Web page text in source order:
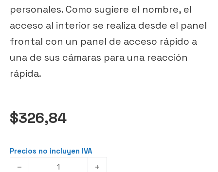
personales. Como sugiere el nombre, el
acceso al interior se realiza desde el panel
frontal con un panel de acceso rápido a
una de sus cámaras para una reacción
rápida.
$326,84
Precios no incluyen IVA
Manfrotto Pro Light Front Loader 24.5L Camera Backpack